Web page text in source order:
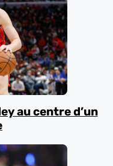
au centre d’un